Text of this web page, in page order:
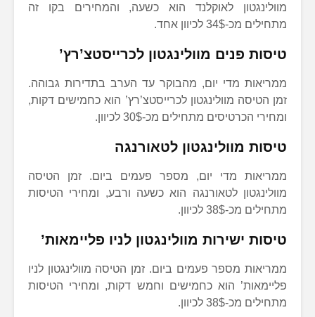
מוולינגטון לאוקלנד הוא כשעה, והמחירים בקו זה
מתחילים מכ-34$ לכיוון אחד.
טיסות פנים מוולינגטון לכרייסטצ’רץ’
ממריאות מדי יום, מהבוקר עד הערב בתדירות גבוהה.
זמן הטיסה מוולינגטון לכרייסטצ’רץ’ הוא כחמישים דקות,
ומחירי הכרטיסים מתחילים מכ-30$ לכיוון.
טיסות מוולינגטון לטאורנגה
ממריאות מדי יום, מספר פעמים ביום. זמן הטיסה
מוולינגטון לטאורנגה הוא כשעה ורבע, ומחירי הטיסות
מתחילים מכ-38$ לכיוון.
טיסות ישירות מוולינגטון לניו פליימאות’
ממריאות מספר פעמים ביום. זמן הטיסה מוולינגטון לניו
פליימאות’ הוא כחמישים וחמש דקות, ומחירי הטיסות
מתחילים מכ-38$ לכיוון.